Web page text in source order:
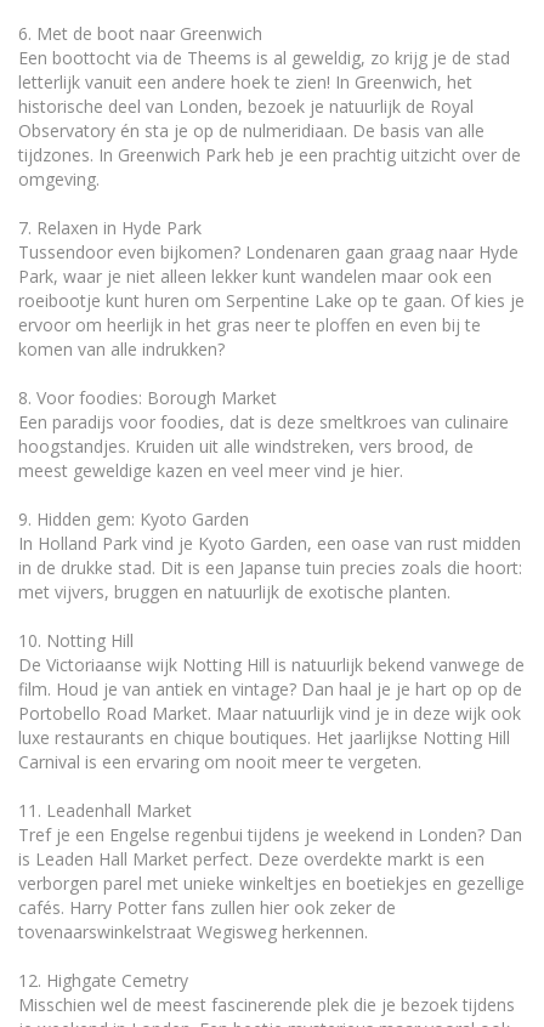
6. Met de boot naar Greenwich
Een boottocht via de Theems is al geweldig, zo krijg je de stad
letterlijk vanuit een andere hoek te zien! In Greenwich, het
historische deel van Londen, bezoek je natuurlijk de Royal
Observatory én sta je op de nulmeridiaan. De basis van alle
tijdzones. In Greenwich Park heb je een prachtig uitzicht over de
omgeving.
7. Relaxen in Hyde Park
Tussendoor even bijkomen? Londenaren gaan graag naar Hyde
Park, waar je niet alleen lekker kunt wandelen maar ook een
roeibootje kunt huren om Serpentine Lake op te gaan. Of kies je
ervoor om heerlijk in het gras neer te ploffen en even bij te
komen van alle indrukken?
8. Voor foodies: Borough Market
Een paradijs voor foodies, dat is deze smeltkroes van culinaire
hoogstandjes. Kruiden uit alle windstreken, vers brood, de
meest geweldige kazen en veel meer vind je hier.
9. Hidden gem: Kyoto Garden
In Holland Park vind je Kyoto Garden, een oase van rust midden
in de drukke stad. Dit is een Japanse tuin precies zoals die hoort:
met vijvers, bruggen en natuurlijk de exotische planten.
10. Notting Hill
De Victoriaanse wijk Notting Hill is natuurlijk bekend vanwege de
film. Houd je van antiek en vintage? Dan haal je je hart op op de
Portobello Road Market. Maar natuurlijk vind je in deze wijk ook
luxe restaurants en chique boutiques. Het jaarlijkse Notting Hill
Carnival is een ervaring om nooit meer te vergeten.
11. Leadenhall Market
Tref je een Engelse regenbui tijdens je weekend in Londen? Dan
is Leaden Hall Market perfect. Deze overdekte markt is een
verborgen parel met unieke winkeltjes en boetiekjes en gezellige
cafés. Harry Potter fans zullen hier ook zeker de
tovenaarswinkelstraat Wegisweg herkennen.
12. Highgate Cemetry
Misschien wel de meest fascinerende plek die je bezoek tijdens